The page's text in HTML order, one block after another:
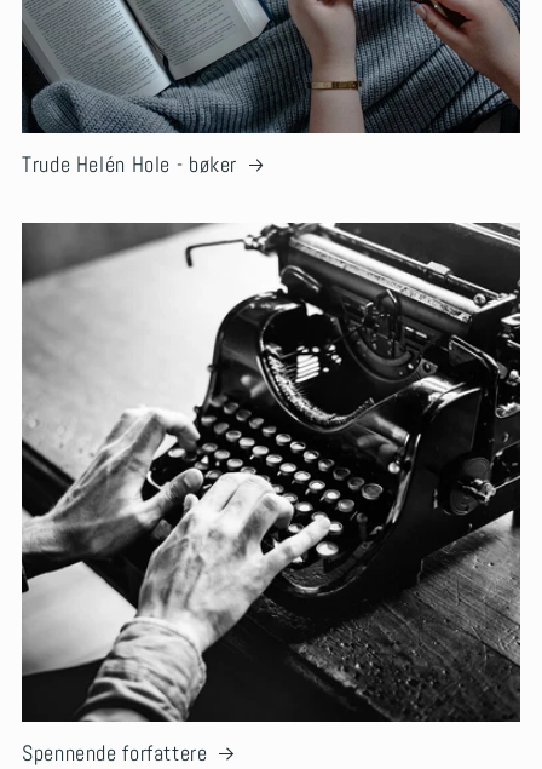
Trude Helén Hole - bøker
Spennende forfattere